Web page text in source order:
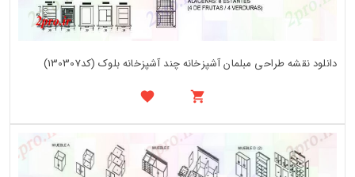
دانلود نقشه طراحی مبلمان آشپزخانه چند آشپزخانه بلوک (کد130307)